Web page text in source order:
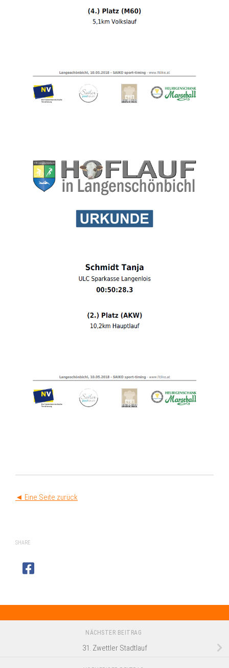
◄ Eine Seite zurück
SHARE
NÄCHSTER BEITRAG
31. Zwettler Stadtlauf